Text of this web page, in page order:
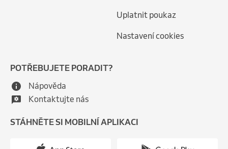
Uplatnit poukaz
Nastavení cookies
POTŘEBUJETE PORADIT?
Nápověda
Kontaktujte nás
STÁHNĚTE SI MOBILNÍ APLIKACI